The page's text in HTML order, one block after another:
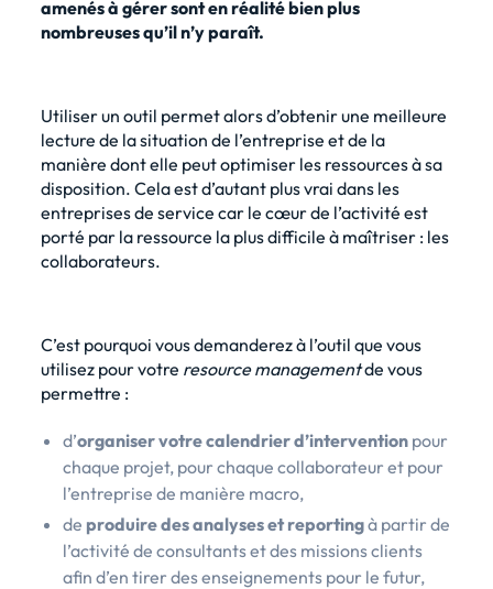
amenés à gérer sont en réalité bien plus
nombreuses qu’il n’y paraît.
Utiliser un outil permet alors d’obtenir une meilleure
lecture de la situation de l’entreprise et de la
manière dont elle peut optimiser les ressources à sa
disposition. Cela est d’autant plus vrai dans les
entreprises de service car le cœur de l’activité est
porté par la ressource la plus difficile à maîtriser : les
collaborateurs.
C’est pourquoi vous demanderez à l’outil que vous
utilisez pour votre resource managementde vous
permettre :
d’organiser votre calendrier d’interventionpour
chaque projet, pour chaque collaborateur et pour
l’entreprise de manière macro,
de produire des analyses et reportingà partir de
l’activité de consultants et des missions clients
afin d’en tirer des enseignements pour le futur,